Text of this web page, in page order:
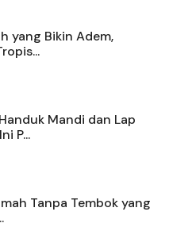
yang Bikin Adem,
Mandi dan Lap
P...
Tanpa Tembok yang